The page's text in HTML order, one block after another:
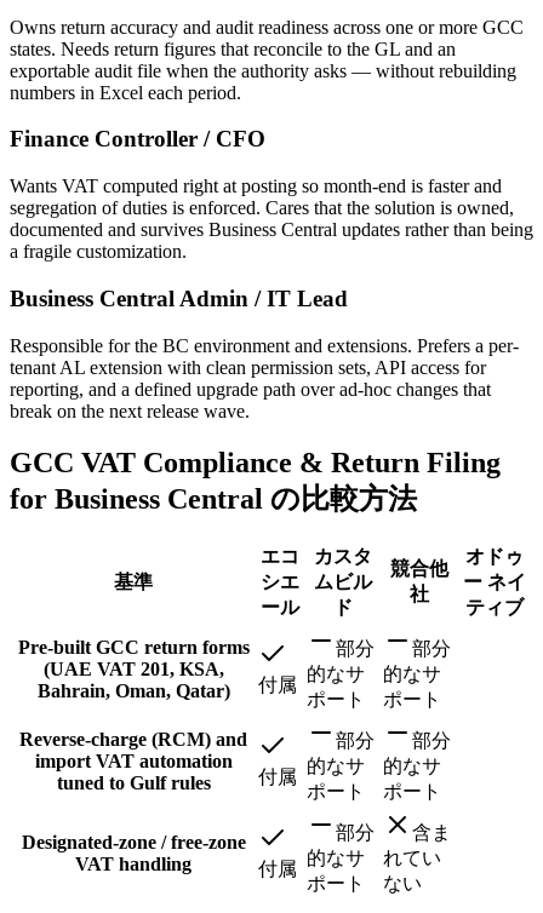
Owns return accuracy and audit readiness across one or more GCC
states. Needs return figures that reconcile to the GL and an
exportable audit file when the authority asks — without rebuilding
numbers in Excel each period.
Finance Controller / CFO
Wants VAT computed right at posting so month-end is faster and
segregation of duties is enforced. Cares that the solution is owned,
documented and survives Business Central updates rather than being
a fragile customization.
Business Central Admin / IT Lead
Responsible for the BC environment and extensions. Prefers a per-
tenant AL extension with clean permission sets, API access for
reporting, and a defined upgrade path over ad-hoc changes that
break on the next release wave.
GCC VAT Compliance & Return Filing
for Business Central の比較方法
基準
エコ
シエ
ール
カスタ
ムビル
ド
競合他
社
オドゥ
ー ネイ
ティブ
Pre-built GCC return forms
(UAE VAT 201, KSA,
Bahrain, Oman, Qatar)
付属
部分
的なサ
ポート
部分
的なサ
ポート
Reverse-charge (RCM) and
import VAT automation
tuned to Gulf rules
付属
部分
的なサ
ポート
部分
的なサ
ポート
Designated-zone / free-zone
VAT handling
付属
部分
的なサ
ポート
含ま
れてい
ない